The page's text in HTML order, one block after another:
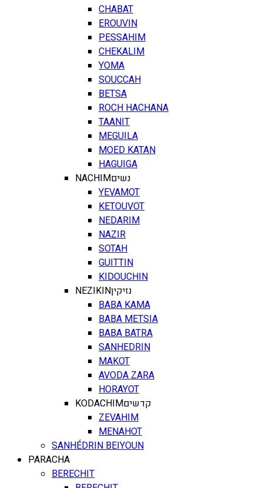
CHABAT
EROUVIN
PESSAHIM
CHEKALIM
YOMA
SOUCCAH
BETSA
ROCH HACHANA
TAANIT
MEGUILA
MOED KATAN
HAGUIGA
NACHIMנשים
YEVAMOT
KETOUVOT
NEDARIM
NAZIR
SOTAH
GUITTIN
KIDOUCHIN
NEZIKINנזיקין
BABA KAMA
BABA METSIA
BABA BATRA
SANHEDRIN
MAKOT
AVODA ZARA
HORAYOT
KODACHIMקדשים
ZEVAHIM
MENAHOT
SANHÉDRIN BEIYOUN
PARACHA
BERECHIT